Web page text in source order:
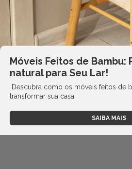
Móveis Feitos de Bambu:
natural para Seu Lar!
Descubra como os móveis feitos de
transformar sua casa.
SAIBA MAIS